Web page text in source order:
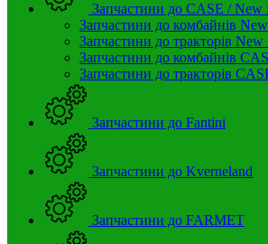
Запчастини до CASE / New
Запчастини до комбайнів
Запчастини до тракторів
Запчастини до комбайнів
Запчастини до тракторів
Запчастини до Fantini
Запчастини до Kverneland
Запчастини до FARMET